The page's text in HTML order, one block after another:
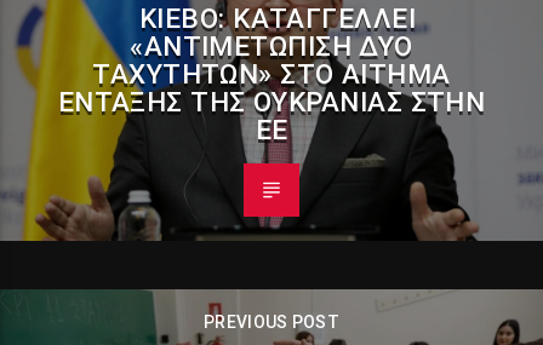
ΚΊΕΒΟ: ΚΑΤΑΓΓΈΛΛΕΙ
«ΑΝΤΙΜΕΤΏΠΙΣΗ ΔΎΟ
ΤΑΧΥΤΉΤΩΝ» ΣΤΟ ΑΊΤΗΜΑ
ΈΝΤΑΞΗΣ ΤΗΣ ΟΥΚΡΑΝΊΑΣ ΣΤΗΝ
ΕΕ
PREVIOUS POST